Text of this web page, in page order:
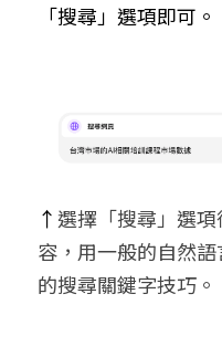
「搜尋」選項即可。
↑ 選擇「搜尋」選
容，用一般的自然
的搜尋關鍵字技巧。